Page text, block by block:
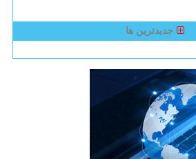
جدیدترین ها